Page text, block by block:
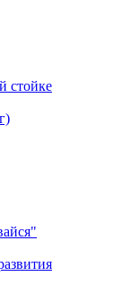
стойке